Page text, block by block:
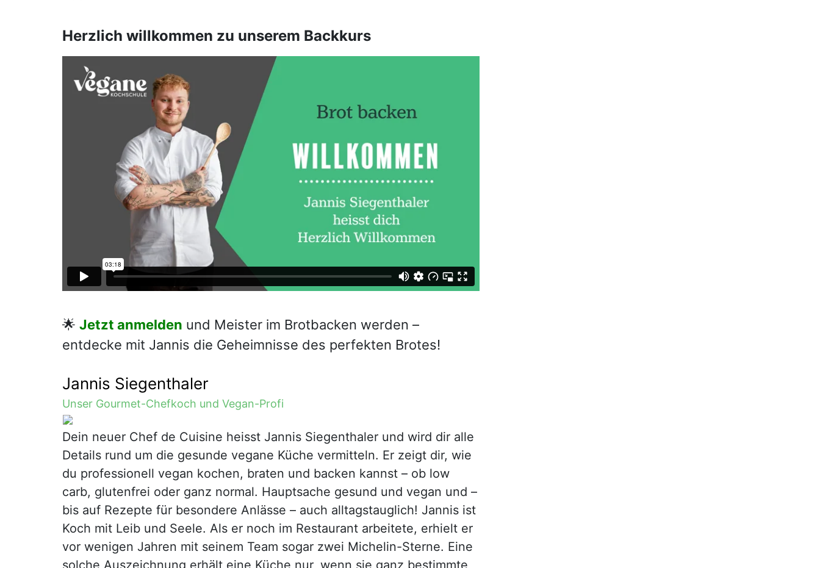
Herzlich willkommen zu unserem Backkurs
🌟 Jetzt anmelden und Meister im Brotbacken werden –
entdecke mit Jannis die Geheimnisse des perfekten Brotes!
Jannis Siegenthaler
Unser Gourmet-Chefkoch und Vegan-Profi
Dein neuer Chef de Cuisine heisst Jannis Siegenthaler und wird dir alle
Details rund um die gesunde vegane Küche vermitteln. Er zeigt dir, wie
du professionell vegan kochen, braten und backen kannst – ob low
carb, glutenfrei oder ganz normal. Hauptsache gesund und vegan und –
bis auf Rezepte für besondere Anlässe – auch alltagstauglich! Jannis ist
Koch mit Leib und Seele. Als er noch im Restaurant arbeitete, erhielt er
vor wenigen Jahren mit seinem Team sogar zwei Michelin-Sterne. Eine
solche Auszeichnung erhält eine Küche nur, wenn sie ganz bestimmte